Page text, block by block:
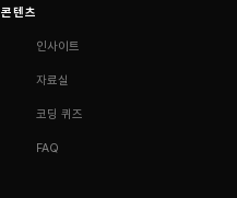
콘텐츠
인사이트
자료실
코딩 퀴즈
FAQ